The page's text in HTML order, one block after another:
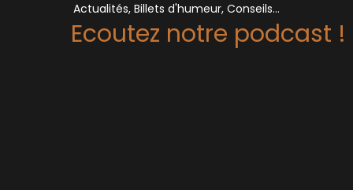
Actualités, Billets d'humeur, Conseils…
Ecoutez notre podcast !